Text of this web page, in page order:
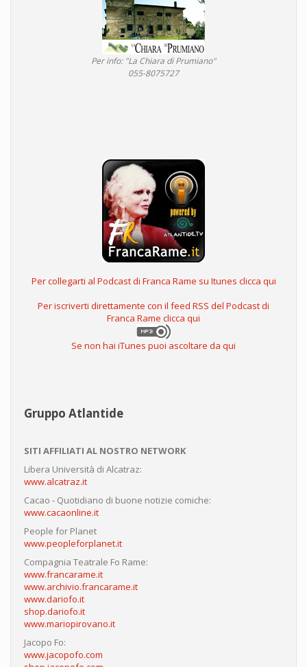
Per info: "La Chiara di Prumiano"
055-8075727
Per collegarti al Podcast di Franca Rame su Itunes clicca qui
Per iscriverti direttamente con il feed RSS del Podcast di
Franca Rame clicca qui
Se non hai iTunes puoi ascoltare da qui
Gruppo Atlantide
SITI AFFILIATI AL NOSTRO NETWORK
Libera Università di Alcatraz:
www.alcatraz.it
Cacao - Quotidiano di buone notizie comiche:
www.cacaonline.it
People for Planet
www.peopleforplanet.it
Compagnia Teatrale Fo Rame:
www.francarame.it
www.archivio.francarame.it
www.dariofo.it
shop.dariofo.it
www.mariopirovano.it
Jacopo Fo:
www.jacopofo.com